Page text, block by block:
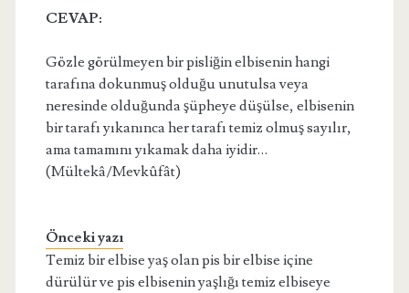
CEVAP:
Gözle görülmeyen bir pisliğin elbisenin hangi
tarafına dokunmuş olduğu unutulsa veya
neresinde olduğunda şüpheye düşülse, elbisenin
bir tarafı yıkanınca her tarafı temiz olmuş sayılır,
ama tamamını yıkamak daha iyidir…
(Mültekâ/Mevkûfât)
Önceki yazı
Temiz bir elbise yaş olan pis bir elbise içine
dürülür ve pis elbisenin yaşlığı temiz elbiseye